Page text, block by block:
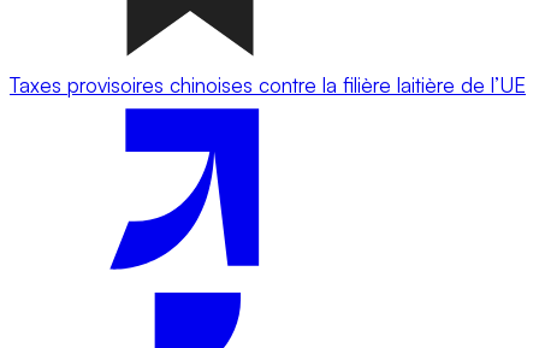
Taxes provisoires chinoises contre la filière laitière de l’UE